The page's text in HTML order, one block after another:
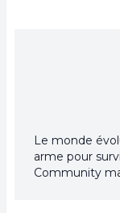
Le monde
arme pour
Community